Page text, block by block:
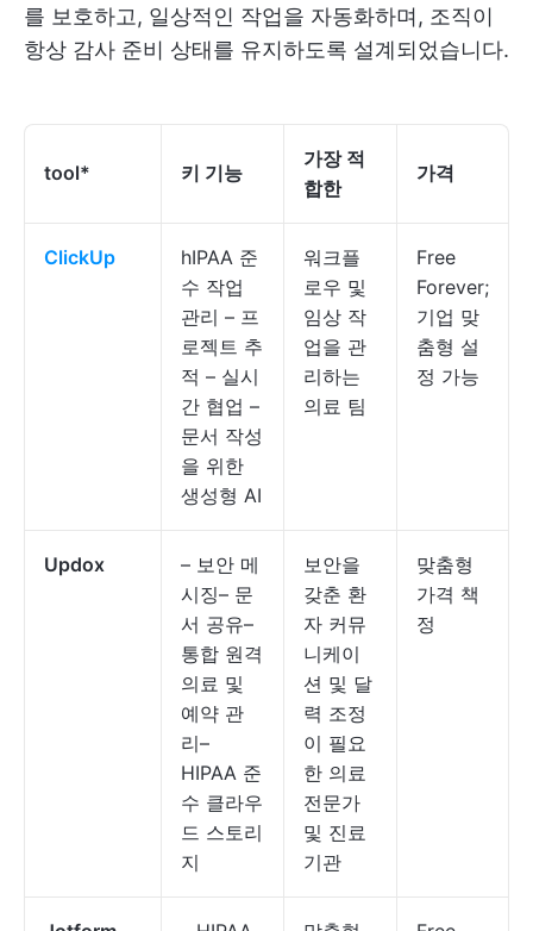
를 보호하고, 일상적인 작업을 자동화하며, 조직이
항상 감사 준비 상태를 유지하도록 설계되었습니다.
tool* 키 기능
가장 적
합한
가격
ClickUp
hIPAA 준
수 작업
관리 – 프
로젝트 추
적 – 실시
간 협업 –
문서 작성
을 위한
생성형 AI
워크플
로우 및
임상 작
업을 관
리하는
의료 팀
Free
Forever;
기업 맞
춤형 설
정 가능
Updox
– 보안 메
시징– 문
서 공유–
통합 원격
의료 및
예약 관
리–
HIPAA 준
수 클라우
드 스토리
지
보안을
갖춘 환
자 커뮤
니케이
션 및 달
력 조정
이 필요
한 의료
전문가
및 진료
기관
맞춤형
가격 책
정